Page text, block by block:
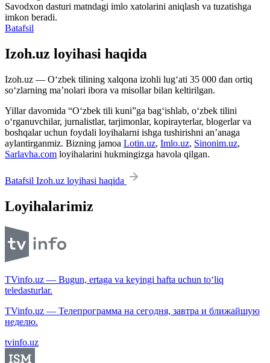
Savodxon dasturi matndagi imlo xatolarini aniqlash va tuzatishga
imkon beradi.
Batafsil
Izoh.uz loyihasi haqida
Izoh.uz — O‘zbek tilining xalqona izohli lug‘ati 35 000 dan ortiq
so‘zlarning ma’nolari ibora va misollar bilan keltirilgan.
Yillar davomida “O‘zbek tili kuni”ga bag‘ishlab, o‘zbek tilini
o‘rganuvchilar, jurnalistlar, tarjimonlar, kopirayterlar, blogerlar va
boshqalar uchun foydali loyihalarni ishga tushirishni an’anaga
aylantirganmiz. Bizning jamoa Lotin.uz, Imlo.uz, Sinonim.uz,
Sarlavha.com loyihalarini hukmingizga havola qilgan.
Batafsil Izoh.uz loyihasi haqida
Loyihalarimiz
TVinfo.uz — Bugun, ertaga va keyingi hafta uchun to‘liq
teledasturlar.
TVinfo.uz — Телепрограмма на сегодня, завтра и ближайшую
неделю.
tvinfo.uz